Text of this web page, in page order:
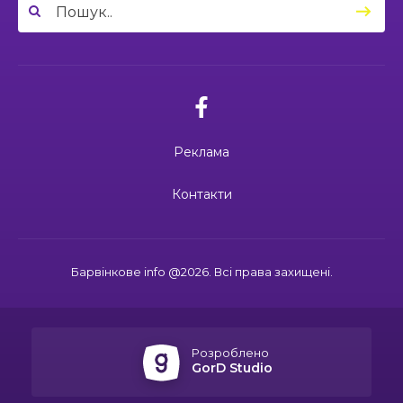
04:27
Барвінківського ліцею №1 пройшли фахове
Спільними зусиллями заради дітей: у
Барвінковому створили сучасний творчий
Поки звучить материнська молитва,
живе пам’ять
життя зупинився на цифрі 24
Барвінкове info @2026. Всі права захищені.
Реклама
Контакти
Розроблено
GorD Studio